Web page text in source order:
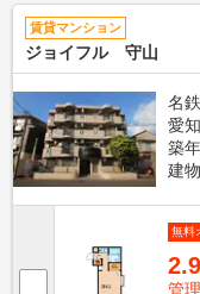
賃貸マンション
ジョイフル 守山
名
愛
築
建
無料
2.9
管